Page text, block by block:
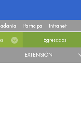
Participa Intranet
Egresados
EXTENSIÓN